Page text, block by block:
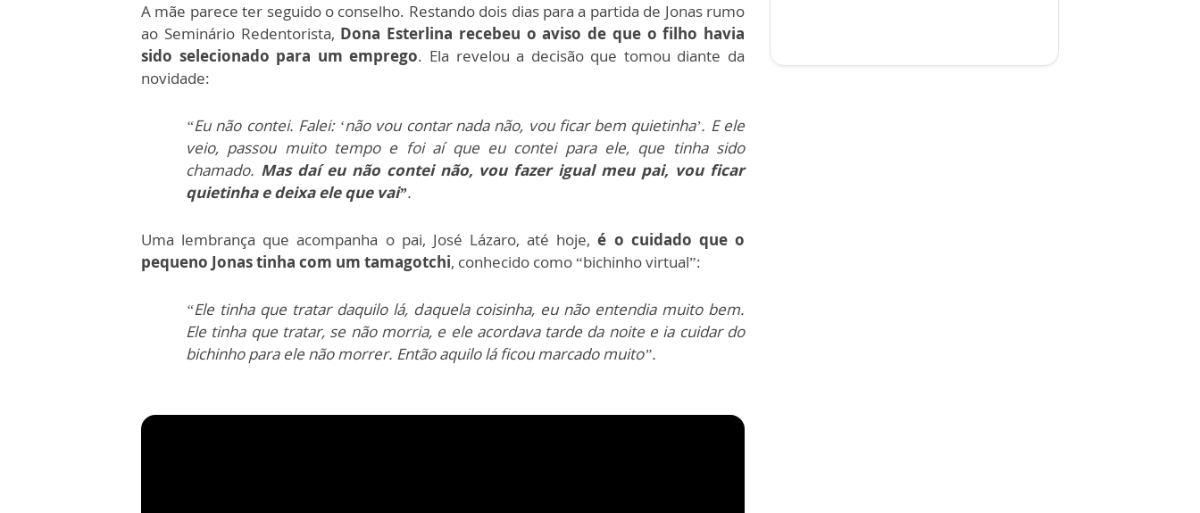
A mãe parece ter seguido o conselho. Restando dois dias para a partida de Jonas rumo
ao Seminário Redentorista, Dona Esterlina recebeu o aviso de que o filho havia
sido selecionado para um emprego. Ela revelou a decisão que tomou diante da
novidade:
“Eu não contei. Falei: ‘não vou contar nada não, vou ficar bem quietinha’. E ele
veio, passou muito tempo e foi aí que eu contei para ele, que tinha sido
chamado. Mas daí eu não contei não, vou fazer igual meu pai, vou ficar
quietinha e deixa ele que vai”.
Uma lembrança que acompanha o pai, José Lázaro, até hoje,é o cuidado que o
pequeno Jonas tinha com um tamagotchi, conhecido como “bichinho virtual”:
“Ele tinha que tratar daquilo lá, daquela coisinha, eu não entendia muito bem.
Ele tinha que tratar, se não morria, e ele acordava tarde da noite e ia cuidar do
bichinho para ele não morrer. Então aquilo lá ficou marcado muito”.